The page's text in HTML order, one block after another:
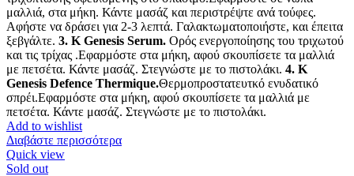
μαλλιά, στα μήκη. Κάντε μασάζ και περιστρέψτε ανά τούφες.
Αφήστε να δράσει για 2-3 λεπτά. Γαλακτωματοποιήστε, και έπειτα
ξεβγάλτε. 3. K Genesis Serum. Ορός ενεργοποίησης του τριχωτού
και τις τρίχας .Εφαρμόστε στα μήκη, αφού σκουπίσετε τα μαλλιά
με πετσέτα. Κάντε μασάζ. Στεγνώστε με το πιστολάκι. 4. K
Genesis Defence Thermique.Θερμοπροστατευτκό ενυδατικό
σπρέι.Εφαρμόστε στα μήκη, αφού σκουπίσετε τα μαλλιά με
πετσέτα. Κάντε μασάζ. Στεγνώστε με το πιστολάκι.
Add to wishlist
Διαβάστε περισσότερα
Quick view
Sold out